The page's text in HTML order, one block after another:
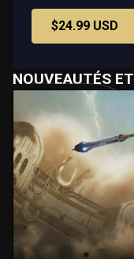
$24.99 USD
NOUVEAUTÉS